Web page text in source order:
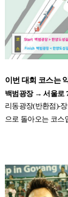
이번 대회 코스는
백범광장→서울로
리동광장(반환점)-
으로 돌아오는 코스